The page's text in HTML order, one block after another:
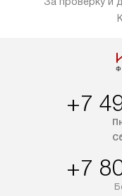
«в наличии»
покупателю в
и другие регионы
через
компания
заказ до
транспортной
доставки у
оформлении заказа.
+7
+7